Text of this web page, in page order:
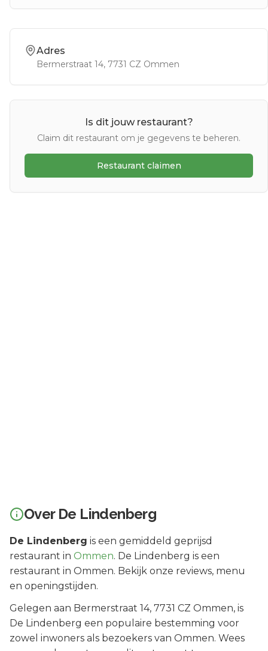
Adres
Bermerstraat 14, 7731 CZ Ommen
Is dit jouw restaurant?
Claim dit restaurant om je gegevens te beheren.
Restaurant claimen
Over De Lindenberg
De Lindenberg is een gemiddeld geprijsd
restaurant in Ommen. De Lindenberg is een
restaurant in Ommen. Bekijk onze reviews, menu
en openingstijden.
Gelegen aan Bermerstraat 14, 7731 CZ Ommen, is
De Lindenberg een populaire bestemming voor
zowel inwoners als bezoekers van Ommen. Wees